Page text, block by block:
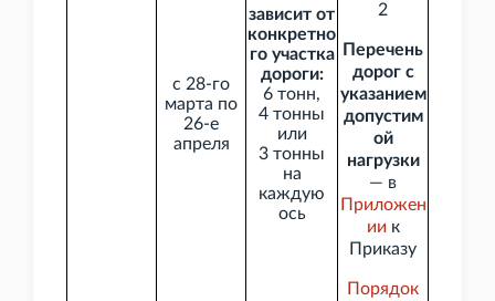
с 28-го
марта по
26-е
апреля
зависит от
конкретно
го участка
дороги:
6 тонн,
4 тонны
или
3 тонны
на
каждую
ось
2
Перечень
дорог с
указанием
допустим
ой
нагрузки
— в
Приложен
ии к
Приказу
Порядок